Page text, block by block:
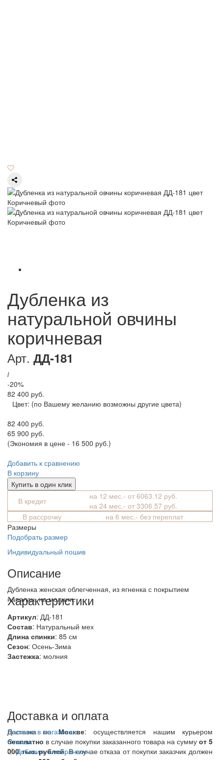
Дубленка из
натуральной овчины
коричневая
Арт. ДД-181
i
-20%
82 400 руб.
Цвет: (по Вашему желанию возможны другие цвета)
82 400 руб.
65 900 руб.
(Экономия в цене - 16 500 руб.)
Добавить к сравнению
В корзину
Купить в один клик
В кредит
на 12 мес.- от 6063.12 руб.
на 24 мес.- от 3306.57 руб.
В рассрочку
на 6 мес.- без переплат
Размеры
Подобрать размер
Индивидуальный пошив
Описание
Дубленка женская облегченная, из ягненка с покрытием
напалан, на молнии.
Характеристики
Артикул: ДД-181
Состав: Натуральный мех
Длина спинки: 85 см
Сезон: Осень-Зима
Застежка: молния
Доставка и оплата
Доставка поМоскве: осуществляется нашим курьером
бесплатно в случае покупки заказанного товара на сумму от 5
000 тыс. рублей. В случае отказа от покупки заказчик должен
Наличие в магазинах
Отзывы
Добавить в избранное